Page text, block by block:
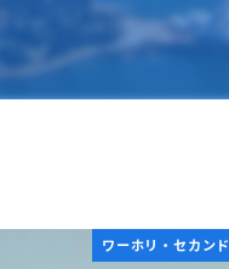
ワーホリ・セカンド